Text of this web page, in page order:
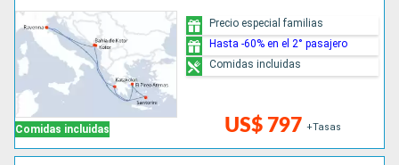
Comidas incluidas US$ 797 +Tasas
Precio especial familias
Hasta -60% en el 2° pasajero
Comidas incluidas